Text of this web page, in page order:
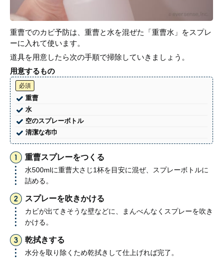
重曹でのカビ予防は、重曹と水を混ぜた「重曹水」をスプレ
ーに入れて使います。
道具を用意したら次の手順で掃除していきましょう。
用意するもの
必須
重曹
水
空のスプレーボトル
清潔な布巾
重曹スプレーをつくる
水500mlに重曹大さじ1杯を目安に混ぜ、スプレーボトルに
詰める。
スプレーを吹きかける
カビが出てきそうな壁などに、まんべんなくスプレーを吹き
かける。
乾拭きする
水分を取り除くため乾拭きして仕上げれば完了。